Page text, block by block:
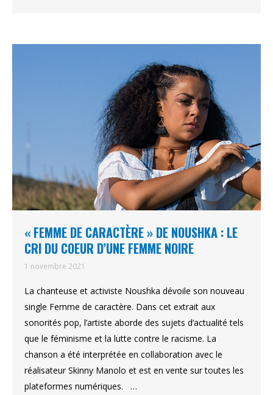
« FEMME DE CARACTÈRE » DE NOUSHKA : LE
CRI DU COEUR D’UNE FEMME NOIRE
1 novembre 2021
La chanteuse et activiste Noushka dévoile son nouveau
single Femme de caractère. Dans cet extrait aux
sonorités pop, l’artiste aborde des sujets d’actualité tels
que le féminisme et la lutte contre le racisme. La
chanson a été interprétée en collaboration avec le
réalisateur Skinny Manolo et est en vente sur toutes les
plateformes numériques. …